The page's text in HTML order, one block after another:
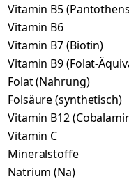
Vitamin B5
Vitamin B6
Vitamin B7 (Biotin)
Vitamin B9 (Folat-
Folat (Nahrung)
Folsäure (synthetisch)
Vitamin B12
Vitamin C
Mineralstoffe
Natrium (Na)